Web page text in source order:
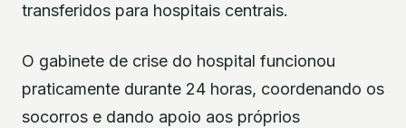
transferidos para hospitais centrais.
O gabinete de crise do hospital funcionou
praticamente durante 24 horas, coordenando os
socorros e dando apoio aos próprios